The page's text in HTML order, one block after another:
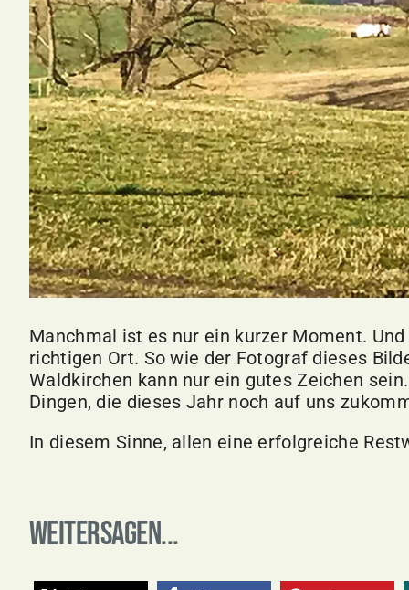
Manchmal ist es nur ein kurzer Moment.
richtigen Ort. So wie der Fotograf dieses
Waldkirchen kann nur ein gutes Zeichen
Dingen, die dieses Jahr noch auf uns
In diesem Sinne, allen eine erfolgreiche
Weitersagen...